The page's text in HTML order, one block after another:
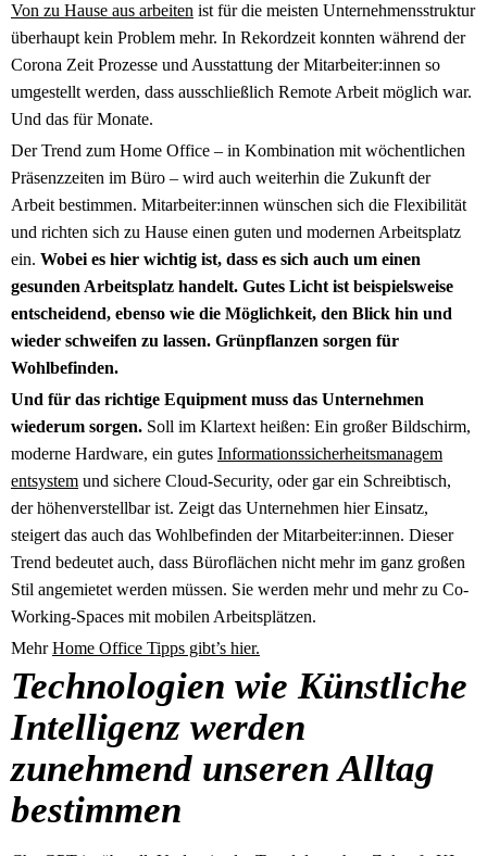
Von zu Hause aus arbeiten ist für die meisten Unternehmensstruktur
überhaupt kein Problem mehr. In Rekordzeit konnten während der
Corona Zeit Prozesse und Ausstattung der Mitarbeiter:innen so
umgestellt werden, dass ausschließlich Remote Arbeit möglich war.
Und das für Monate.
Der Trend zum Home Office – in Kombination mit wöchentlichen
Präsenzzeiten im Büro – wird auch weiterhin die Zukunft der
Arbeit bestimmen. Mitarbeiter:innen wünschen sich die Flexibilität
und richten sich zu Hause einen guten und modernen Arbeitsplatz
ein. Wobei es hier wichtig ist, dass es sich auch um einen
gesunden Arbeitsplatz handelt. Gutes Licht ist beispielsweise
entscheidend, ebenso wie die Möglichkeit, den Blick hin und
wieder schweifen zu lassen. Grünpflanzen sorgen für
Wohlbefinden.
Und für das richtige Equipment muss das Unternehmen
wiederum sorgen. Soll im Klartext heißen: Ein großer Bildschirm,
moderne Hardware, ein gutes Informationssicherheitsmanagem
entsystem und sichere Cloud-Security, oder gar ein Schreibtisch,
der höhenverstellbar ist. Zeigt das Unternehmen hier Einsatz,
steigert das auch das Wohlbefinden der Mitarbeiter:innen. Dieser
Trend bedeutet auch, dass Büroflächen nicht mehr im ganz großen
Stil angemietet werden müssen. Sie werden mehr und mehr zu Co-
Working-Spaces mit mobilen Arbeitsplätzen.
MehrHome Office Tipps gibt’s hier.
Technologien wie Künstliche
Intelligenz werden
zunehmend unseren Alltag
bestimmen